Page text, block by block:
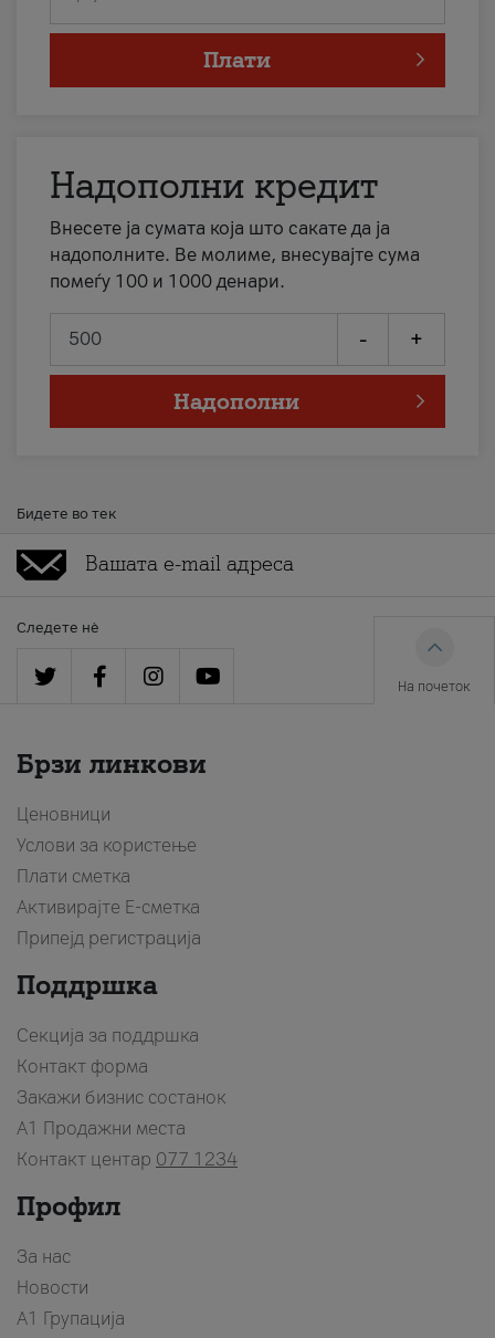
Плати
Надополни кредит
Внесете ја сумата која што сакате да ја
надополните. Ве молиме, внесувајте сума
помеѓу 100 и 1000 денари.
- +
Надополни
Бидете во тек
Следете нè
На почеток
Брзи линкови
Ценовници
Услови за користење
Плати сметка
Активирајте Е-сметка
Припејд регистрација
Поддршка
Секција за поддршка
Контакт форма
Закажи бизнис состанок
A1 Продажни места
Контакт центар 077 1234
Профил
За нас
Новости
А1 Групација